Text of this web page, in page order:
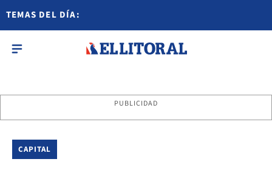
TEMAS DEL DÍA:
PUBLICIDAD
CAPITAL